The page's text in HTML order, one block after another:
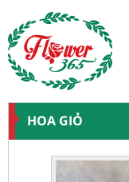
HOA GIỎ